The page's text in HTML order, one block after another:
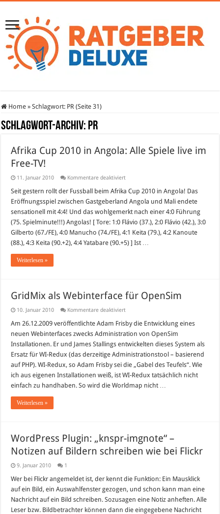
Home » Schlagwort: PR (Seite 31)
Schlagwort-Archiv: PR
Afrika Cup 2010 in Angola: Alle Spiele live im
Free-TV!
11. Januar 2010 Kommentare deaktiviertfür
Cup
2010
in
Angola:
Alle
Spiele
live
im
Free-
TV!
Seit gestern rollt der Fussball beim Afrika Cup 2010 in Angola! Das
Eröffnungsspiel zwischen Gastgeberland Angola und Mali endete
sensationell mit 4:4! Und das wohlgemerkt nach einer 4:0 Führung
(75. Spielminute!!!) Angolas! [ Tore: 1:0 Flávio (37.), 2:0 Flávio (42.), 3:0
Gilberto (67./FE), 4:0 Manucho (74./FE), 4:1 Keita (79.), 4:2 Kanoute
(88.), 4:3 Keita (90.+2), 4:4 Yatabare (90.+5) ] Ist …
Weiterlesen »
GridMix als Webinterface für OpenSim
10. Januar 2010 Kommentare deaktiviertfür
als
Webinterface
für
OpenSim
Am 26.12.2009 veröffentlichte Adam Frisby die Entwicklung eines
neuen Webinterfaces zwecks Administration von OpenSim
Installationen. Er und James Stallings entwickelten dieses System als
Ersatz für WI-Redux (das derzeitige Administrationstool – basierend
auf PHP). WI-Redux, so Adam Frisby sei die „Gabel des Teufels“. Wie
ich aus eigenen Installationen weiß, ist WI-Redux tatsächlich nicht
einfach zu handhaben. So wird die Worldmap nicht …
Weiterlesen »
WordPress Plugin: „knspr-imgnote“ –
Notizen auf Bildern schreiben wie bei Flickr
9. Januar 2010 1
Wer bei Flickr angemeldet ist, der kennt die Funktion: Ein Mausklick
auf ein Bild, ein Auswahlfenster gezogen, und schon kann man eine
Nachricht auf ein Bild schreiben. Sozusagen eine Notiz anheften. Alle
Leser bzw. Bildbetrachter können dann die eingegebene Nachricht